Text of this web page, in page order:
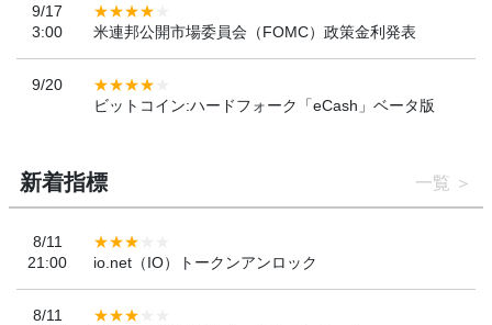
9/17
3:00
米連邦公開市場委員会（FOMC）政策金利発表
9/20
ビットコイン:ハードフォーク「eCash」ベータ版
新着指標 一覧
8/11
21:00
io.net（IO）トークンアンロック
8/11